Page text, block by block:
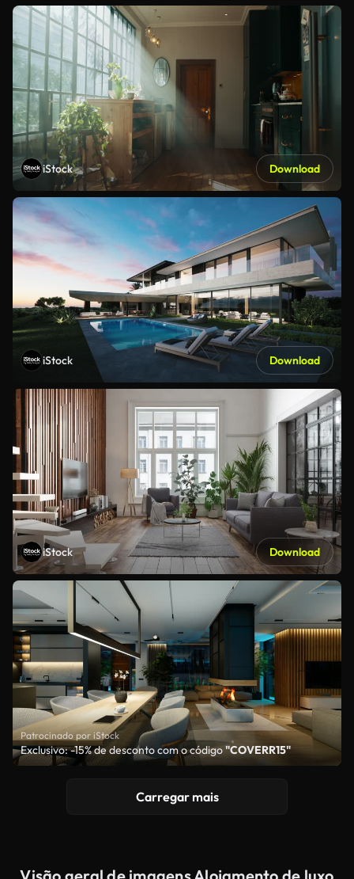
iStock Download
iStock Download
iStock Download
Patrocinado por iStock
Exclusivo: -15% de desconto com o código"COVERR15"
Carregar mais